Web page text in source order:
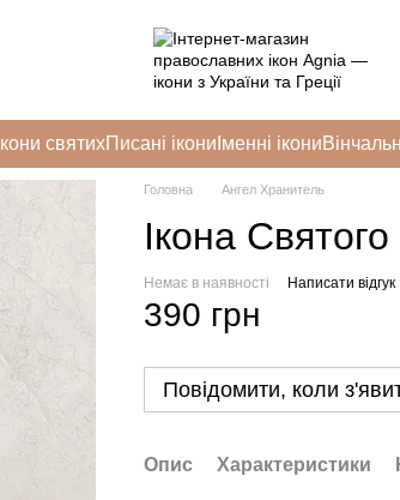
Ікони святихПисані ікони Іменні ікони
Головна Ангел Хранитель
Ікона
Немає в наявності Написати відгук
390 грн
Повідомити, коли
Опис Характеристики